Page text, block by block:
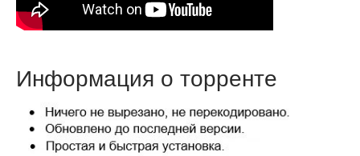
Информация о торренте